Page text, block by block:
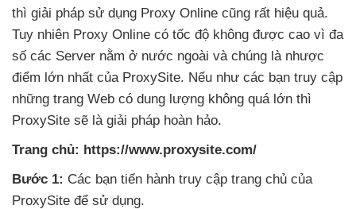
thì giải pháp sử dụng Proxy Online cũng rất hiệu quả.
Tuy nhiên Proxy Online có tốc độ không được cao vì đa
số các Server nằm ở nước ngoài và chúng là nhược
điểm lớn nhất của ProxySite. Nếu như các bạn truy cập
những trang Web có dung lượng không quá lớn thì
ProxySite sẽ là giải pháp hoàn hảo.
Trang chủ: https://www.proxysite.com/
Bước 1: Các bạn tiến hành truy cập trang chủ của
ProxySite để sử dụng.